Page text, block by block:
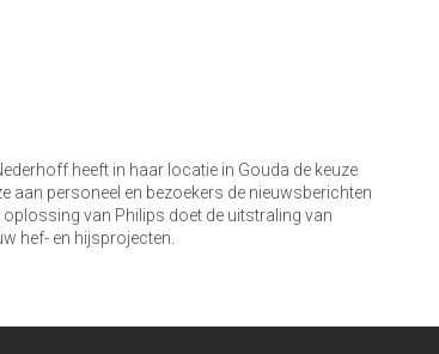
heeft in haar locatie in Gouda de keuze
aan personeel en bezoekers de nieuwsberichten
van Philips doet de uitstraling van
hef- en hijsprojecten.